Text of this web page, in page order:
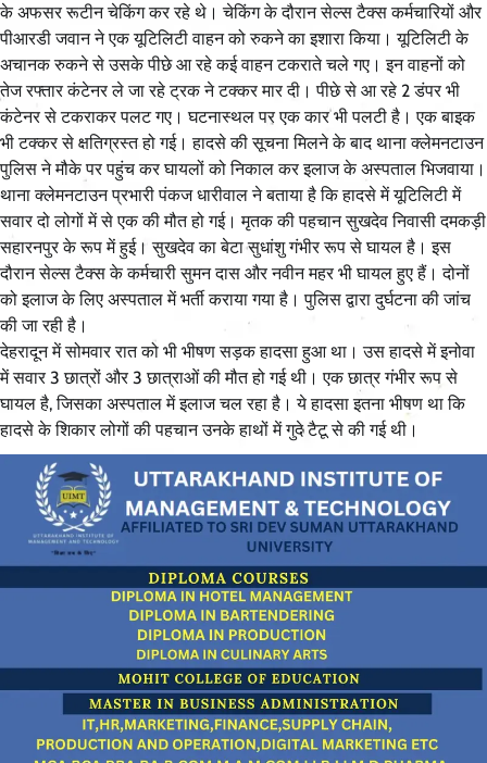
के अफसर रूटीन चेकिंग कर रहे थे। चेकिंग के दौरान सेल्स टैक्स कर्मचारियों और
पीआरडी जवान ने एक यूटिलिटी वाहन को रुकने का इशारा किया। यूटिलिटी के
अचानक रुकने से उसके पीछे आ रहे कई वाहन टकराते चले गए। इन वाहनों को
तेज रफ्तार कंटेनर ले जा रहे ट्रक ने टक्कर मार दी। पीछे से आ रहे 2 डंपर भी
कंटेनर से टकराकर पलट गए। घटनास्थल पर एक कार भी पलटी है। एक बाइक
भी टक्कर से क्षतिग्रस्त हो गई। हादसे की सूचना मिलने के बाद थाना क्लेमनटाउन
पुलिस ने मौके पर पहुंच कर घायलों को निकाल कर इलाज के अस्पताल भिजवाया।
थाना क्लेमनटाउन प्रभारी पंकज धारीवाल ने बताया है कि हादसे में यूटिलिटी में
सवार दो लोगों में से एक की मौत हो गई। मृतक की पहचान सुखदेव निवासी दमकड़ी
सहारनपुर के रूप में हुई। सुखदेव का बेटा सुधांशु गंभीर रूप से घायल है। इस
दौरान सेल्स टैक्स के कर्मचारी सुमन दास और नवीन महर भी घायल हुए हैं। दोनों
को इलाज के लिए अस्पताल में भर्ती कराया गया है। पुलिस द्वारा दुर्घटना की जांच
की जा रही है।
देहरादून में सोमवार रात को भी भीषण सड़क हादसा हुआ था। उस हादसे में इनोवा
में सवार 3 छात्रों और 3 छात्राओं की मौत हो गई थी। एक छात्र गंभीर रूप से
घायल है, जिसका अस्पताल में इलाज चल रहा है। ये हादसा इतना भीषण था कि
हादसे के शिकार लोगों की पहचान उनके हाथों में गुदे टैटू से की गई थी।